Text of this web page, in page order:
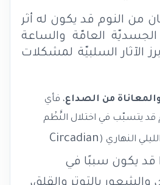
من النوم قد يكون له أثر
العامّة والساعة
الآثار السلبيّة لمشكلات
من الصداع، فأي
قد يتسبّب في اختلال النَّظْم
النهاري ( Circadian
قد يكون سببًا في